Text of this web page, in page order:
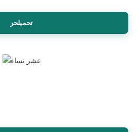
تحميلحر